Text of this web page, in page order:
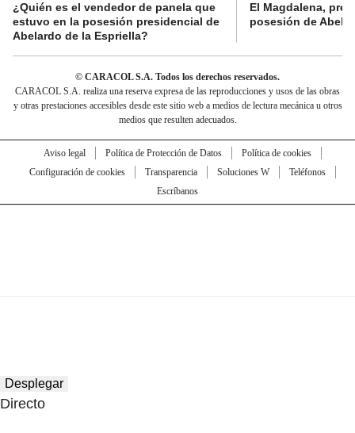
¿Quién es el vendedor de panela que
estuvo en la posesión presidencial de
Abelardo de la Espriella?
El Magdalena,
posesión de
© CARACOL S.A. Todos los derechos reservados.
CARACOL S.A. realiza una reserva expresa de las reproducciones y usos de las obras
y otras prestaciones accesibles desde este sitio web a medios de lectura mecánica u otros
medios que resulten adecuados.
Aviso legal Política de Protección de Datos
Política de cookies
Configuración de cookies
Transparencia Soluciones W
Teléfonos
Escríbanos
Desplegar
Directo